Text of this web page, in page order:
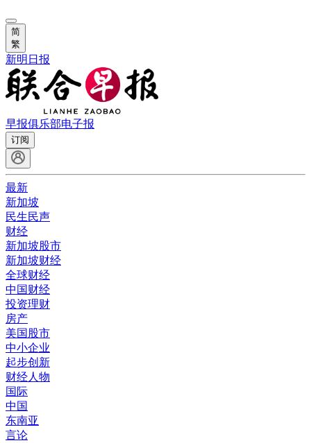
简
繁
新明日报
早报俱乐部电子报
订阅
最新
新加坡
民生民声
财经
新加坡股市
新加坡财经
全球财经
中国财经
投资理财
房产
美国股市
中小企业
起步创新
财经人物
国际
中国
东南亚
言论